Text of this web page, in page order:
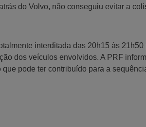
do Volvo, não conseguiu evitar a
interditada das 20h15 às 21h50
dos veículos envolvidos. A PRF
pode ter contribuído para a